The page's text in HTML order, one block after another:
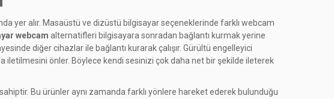
yer alır. Masaüstü ve dizüstü bilgisayar seçeneklerinde farklı webcam
webcam alternatifleri bilgisayara sonradan bağlantı kurmak yerine
diğer cihazlar ile bağlantı kurarak çalışır. Gürültü engelleyici
önler. Böylece kendi sesinizi çok daha net bir şekilde ileterek
Bu ürünler aynı zamanda farklı yönlere hareket ederek bulunduğu